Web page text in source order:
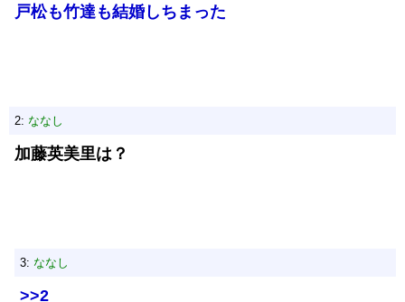
戸松も竹達も結婚しちまった
2: ななし
加藤英美里は？
3: ななし
>>2